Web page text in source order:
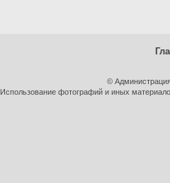
©
Использование фотографий и иных